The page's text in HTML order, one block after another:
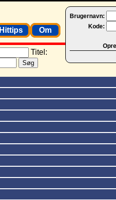
Brugernavn:
Kode:
Hittips Om
Titel: